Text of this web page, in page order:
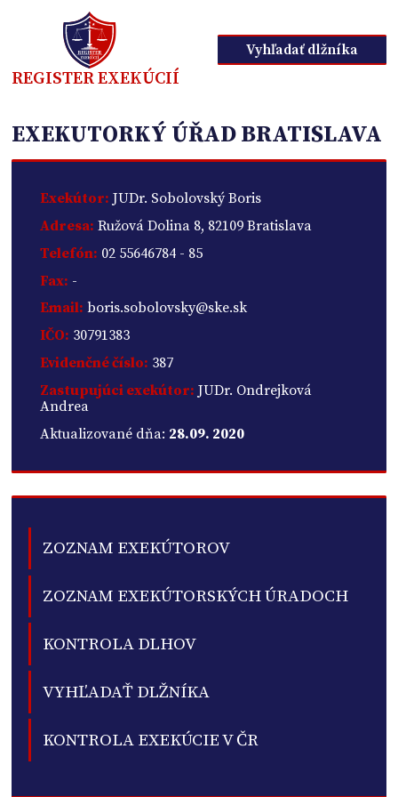
REGISTER EXEKÚCIÍ
Vyhľadať dlžníka
EXEKUTORKÝ ÚŘAD BRATISLAVA
Exekútor: JUDr. Sobolovský Boris
Adresa: Ružová Dolina 8, 82109 Bratislava
Telefón: 02 55646784 - 85
Fax: -
Email: boris.sobolovsky@ske.sk
IČO: 30791383
Evidenčné číslo: 387
Zastupujúci exekútor: JUDr. Ondrejková
Andrea
Aktualizované dňa: 28.09. 2020
ZOZNAM EXEKÚTOROV
ZOZNAM EXEKÚTORSKÝCH ÚRADOCH
KONTROLA DLHOV
VYHĽADAŤ DLŽNÍKA
KONTROLA EXEKÚCIE V ČR